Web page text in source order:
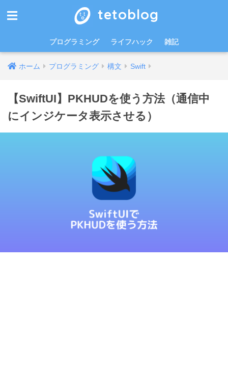
tetoblog
プログラミング ライフハック 雑記
ホーム プログラミング 構文 Swift
【SwiftUI】PKHUDを使う方法（通信中
にインジケータ表示させる）